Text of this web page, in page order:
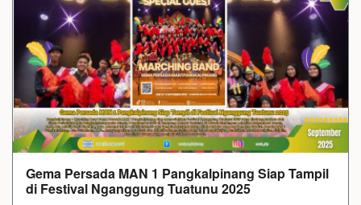
Gema Persada MAN 1 Pangkalpinang Siap Tampil
di Festival Nganggung Tuatunu 2025